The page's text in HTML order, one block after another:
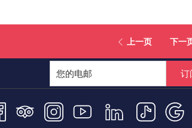
上一页 下一
订